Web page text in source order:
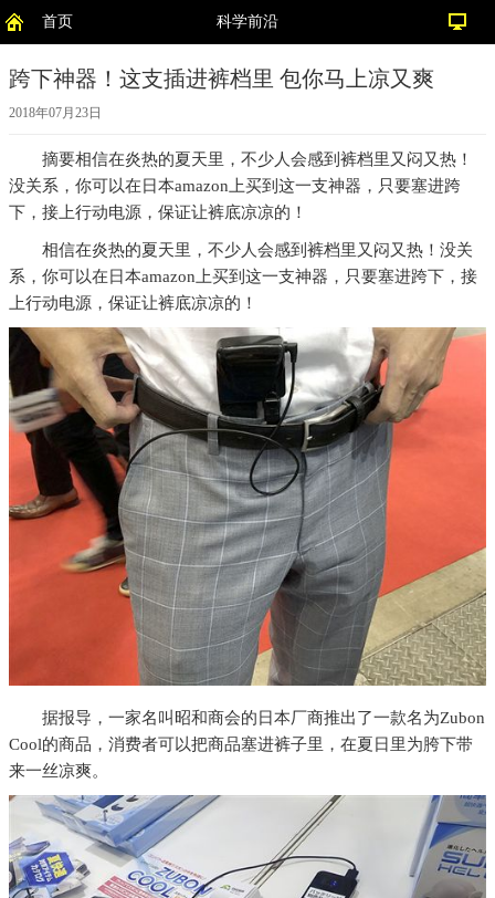
首页 科学前沿
跨下神器！这支插进裤档里 包你马上凉又爽
2018年07月23日
摘要相信在炎热的夏天里，不少人会感到裤档里又闷又热！
没关系，你可以在日本amazon上买到这一支神器，只要塞进跨
下，接上行动电源，保证让裤底凉凉的！
相信在炎热的夏天里，不少人会感到裤档里又闷又热！没关
系，你可以在日本amazon上买到这一支神器，只要塞进跨下，接
上行动电源，保证让裤底凉凉的！
据报导，一家名叫昭和商会的日本厂商推出了一款名为Zubon
Cool的商品，消费者可以把商品塞进裤子里，在夏日里为胯下带
来一丝凉爽。